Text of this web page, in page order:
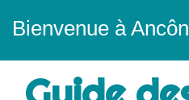
Bienvenue à